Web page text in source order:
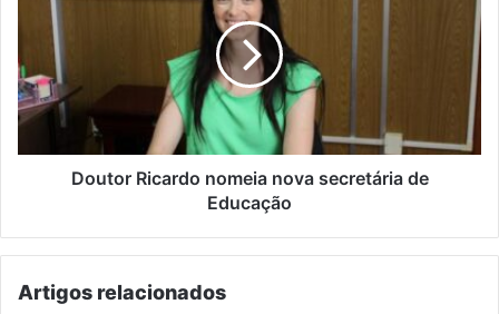
nomeia
secretária
de
Educação
Doutor Ricardo nomeia nova secretária de
Educação
Artigos relacionados